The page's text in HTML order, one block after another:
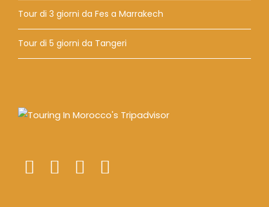
Tour di 3 giorni da Fes a Marrakech
Tour di 5 giorni da Tangeri